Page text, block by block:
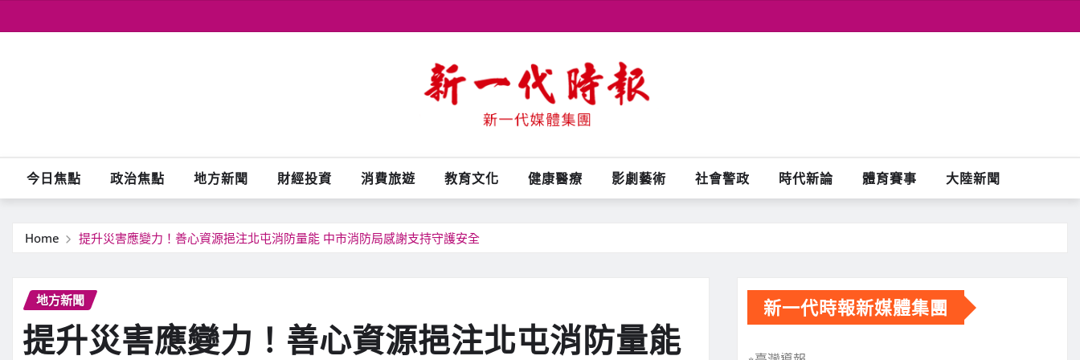
to
今日焦點 政治焦點 地方新聞 財經投資 消費旅遊 教育文化 健康醫療 影劇藝術 社會警政 時代新論 體育賽事 大陸新聞
Home 提升災害應變力！善心資源挹注北屯消防量能 中市消防局感謝支持守護安全
地方新聞
提升災害應變力！善心資源挹注北屯消防量能
新一代時報新媒體集團